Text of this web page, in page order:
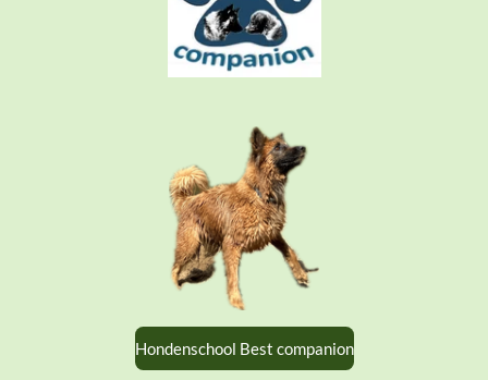
Hondenschool Best companion